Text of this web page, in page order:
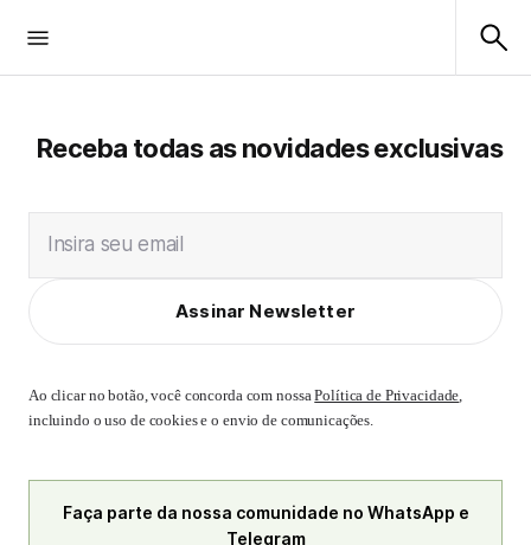
Receba todas as novidades exclusivas
Insira seu email
Assinar Newsletter
Ao clicar no botão, você concorda com nossaPolítica de Privacidade,
incluindo o uso de cookies e o envio de comunicações.
Faça parte da nossa comunidade no WhatsApp e
Telegram